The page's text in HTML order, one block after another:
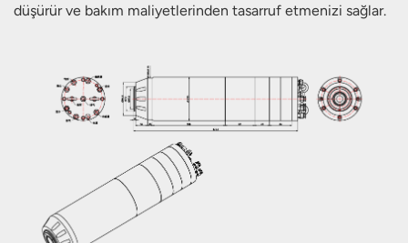
düşürür ve bakım maliyetlerinden tasarruf etmenizi sağlar.